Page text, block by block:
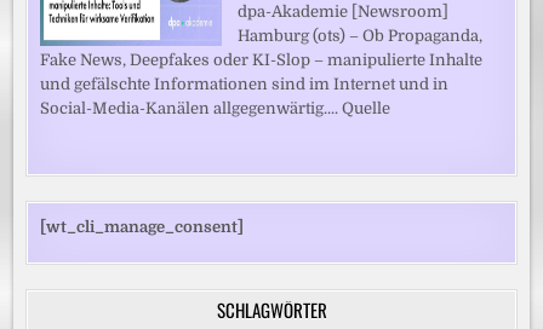
dpa-Akademie [Newsroom]
Hamburg (ots) – Ob Propaganda,
Fake News, Deepfakes oder KI-Slop – manipulierte Inhalte
und gefälschte Informationen sind im Internet und in
Social-Media-Kanälen allgegenwärtig.... Quelle
[wt_cli_manage_consent]
SCHLAGWÖRTER